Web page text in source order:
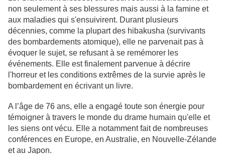
non seulement à ses blessures mais aussi à la famine et
aux maladies qui s'ensuivirent. Durant plusieurs
décennies, comme la plupart des hibakusha (survivants
des bombardements atomique), elle ne parvenait pas à
évoquer le sujet, se refusant à se remémorer les
événements. Elle est finalement parvenue à décrire
l'horreur et les conditions extrêmes de la survie après le
bombardement en écrivant un livre.
A l’âge de 76 ans, elle a engagé toute son énergie pour
témoigner à travers le monde du drame humain qu'elle et
les siens ont vécu. Elle a notamment fait de nombreuses
conférences en Europe, en Australie, en Nouvelle-Zélande
et au Japon.